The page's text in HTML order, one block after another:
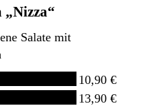
„Nizza“
Salate mit
10,90 €
13,90 €